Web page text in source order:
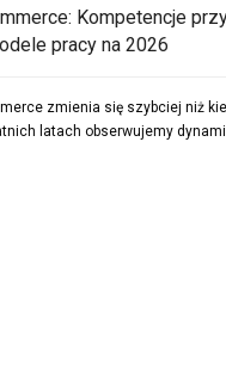
Kompetencje
pracy na 2026
zmienia się szybciej niż
latach obserwujemy